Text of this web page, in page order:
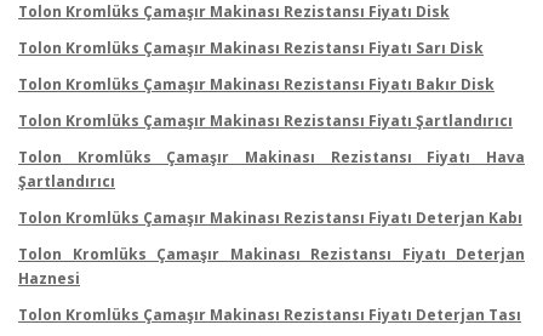
Tolon Kromlüks Çamaşır Makinası Rezistansı Fiyatı Disk
Tolon Kromlüks Çamaşır Makinası Rezistansı Fiyatı Sarı Disk
Tolon Kromlüks Çamaşır Makinası Rezistansı Fiyatı Bakır Disk
Tolon Kromlüks Çamaşır Makinası Rezistansı Fiyatı Şartlandırıcı
Tolon Kromlüks Çamaşır Makinası Rezistansı Fiyatı Hava
Şartlandırıcı
Tolon Kromlüks Çamaşır Makinası Rezistansı Fiyatı Deterjan Kabı
Tolon Kromlüks Çamaşır Makinası Rezistansı Fiyatı Deterjan
Haznesi
Tolon Kromlüks Çamaşır Makinası Rezistansı Fiyatı Deterjan Tası